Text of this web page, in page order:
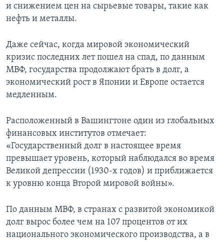
и снижением цен на сырьевые товары, такие как
нефть и металлы.
Даже сейчас, когда мировой экономический
кризис последних лет пошел на спад, по данным
МВФ, государства продолжают брать в долг, а
экономический рост в Японии и Европе остается
медленным.
Расположенный в Вашингтоне один из глобальных
финансовых институтов отмечает:
«Государственный долг в настоящее время
превышает уровень, который наблюдался во время
Великой депрессии (1930-х годов) и приближается
к уровню конца Второй мировой войны».
По данным МВФ, в странах с развитой экономикой
долг вырос более чем на 107 процентов от их
национального экономического производства, а в